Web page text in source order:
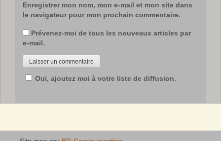
Enregistrer mon nom, mon e-mail et mon site dans
le navigateur pour mon prochain commentaire.
Prévenez-moi de tous les nouveaux articles par
e-mail.
Oui, ajoutez moi à votre liste de diffusion.